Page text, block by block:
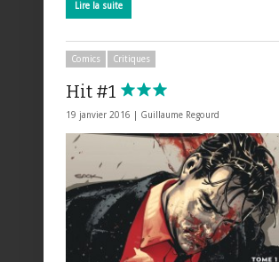
Lire la suite
Comics Critiques
Hit #1
19 janvier 2016 | Guillaume Regourd